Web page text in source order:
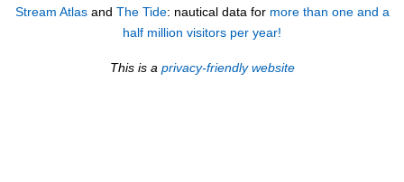
Stream Atlasand The Tide: nautical data for more than one and a
half million visitors per year!
This is a privacy-friendly website